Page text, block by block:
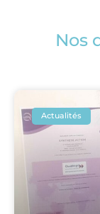
Nos
Actualités